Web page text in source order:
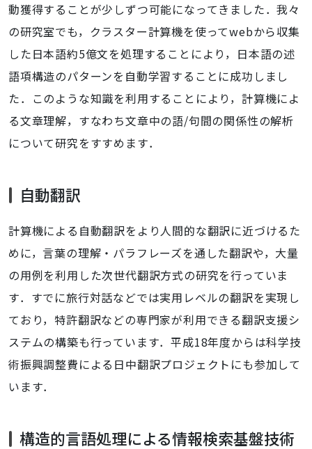
動獲得することが少しずつ可能になってきました．我々
の研究室でも，クラスター計算機を使ってwebから収集
した日本語約5億文を処理することにより，日本語の述
語項構造のパターンを自動学習することに成功しまし
た．このような知識を利用することにより，計算機によ
る文章理解，すなわち文章中の語/句間の関係性の解析
について研究をすすめます．
自動翻訳
計算機による自動翻訳をより人間的な翻訳に近づけるた
めに，言葉の理解・パラフレーズを通した翻訳や，大量
の用例を利用した次世代翻訳方式の研究を行っていま
す．すでに旅行対話などでは実用レベルの翻訳を実現し
ており，特許翻訳などの専門家が利用できる翻訳支援シ
ステムの構築も行っています．平成18年度からは科学技
術振興調整費による日中翻訳プロジェクトにも参加して
います．
構造的言語処理による情報検索基盤技術